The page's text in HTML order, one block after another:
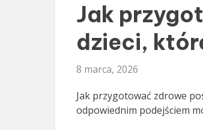
Jak
dzieci,
8 marca, 2026
Jak przygotować zdrowe
odpowiednim podejściem